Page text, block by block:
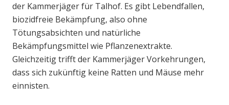
der Kammerjäger für Talhof. Es gibt Lebendfallen,
biozidfreie Bekämpfung, also ohne
Tötungsabsichten und natürliche
Bekämpfungsmittel wie Pflanzenextrakte.
Gleichzeitig trifft der Kammerjäger Vorkehrungen,
dass sich zukünftig keine Ratten und Mäuse mehr
einnisten.